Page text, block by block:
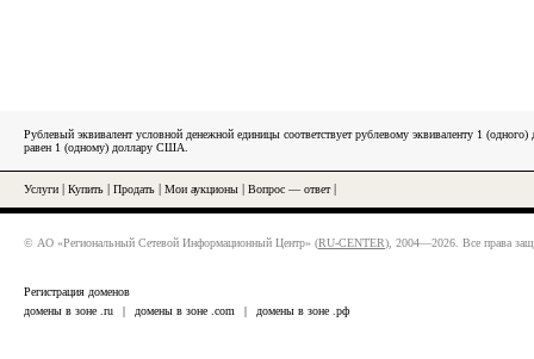
Рублевый эквивалент условной денежной единицы соответствует рублевому эквиваленту 1
равен 1 (одному) доллару США.
Услуги Купить Продать Мои аукционы Вопрос — ответ|
© АО «Региональный Сетевой Информационный Центр» (RU-CENTER), 2004—2026. Все права
Регистрация доменов
домены в зоне .ru
| домены в зоне .com | домены в зоне .рф